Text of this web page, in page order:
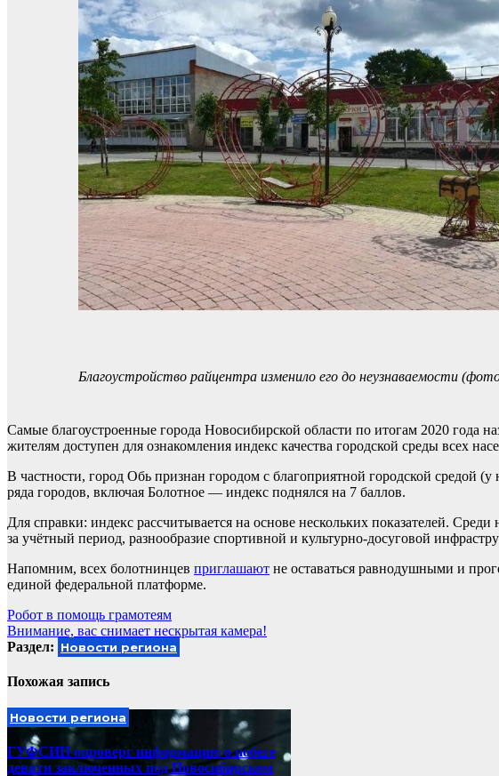
Благоустройство райцентра изменило его до неузнаваемости
Самые благоустроенные города Новосибирской области по итогам 2020 года
жителям доступен для ознакомления индекс качества городской среды всех
В частности, город Обь признан городом с благоприятной городской средой
ряда городов, включая Болотное — индекс поднялся на 7 баллов.
Для справки: индекс рассчитывается на основе нескольких показателей.
за учётный период, разнообразие спортивной и культурно-досуговой
Напомним, всех болотнинцев приглашают не оставаться равнодушными и
единой федеральной платформе.
Навигация
по
Робот в помощь грамотеям
Внимание, вас снимает нескрытая камера!
Раздел: Новости региона
Похожая запись
Новости региона
ГУФСИН опроверг информацию о побеге
девяти заключенных под Новосибирском